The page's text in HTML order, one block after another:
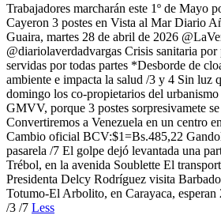
Trabajadores marcharán este 1º de Mayo
Cayeron 3 postes en Vista al Mar Diario
Guaira, martes 28 de abril de 2026
@diariolaverdadvargas Crisis sanitaria
servidas por todas partes *Desborde de
ambiente e impacta la salud /3 y 4 Sin luz
domingo los co-propietarios del
GMVV, porque 3 postes sorpresivamete
Convertiremos a Venezuela en un centro
Cambio oficial BCV:$1=Bs.485,22
pasarela /7 El golpe dejó levantada una
Trébol, en la avenida Soublette El
Presidenta Delcy Rodríguez visita
Totumo-El Arbolito, en Carayaca, esperan
/3 /7 Less